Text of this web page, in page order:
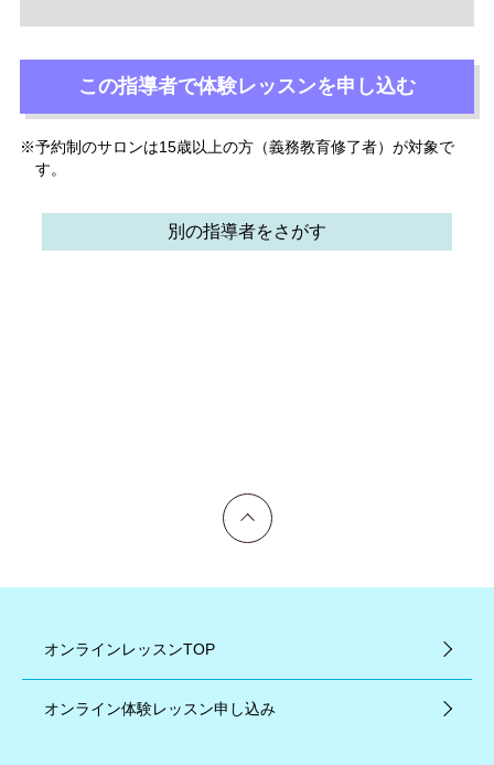
この指導者で体験レッスンを申し込む
予約制のサロンは15歳以上の方（義務教育修了者）が対象で
す。
別の指導者をさがす
上へ戻る
オンラインレッスンTOP
オンライン体験レッスン申し込み